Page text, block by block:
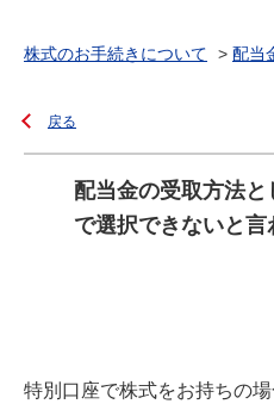
株式のお手続きについて > 配当
戻る
配当金の受取方法
で選択できないと
特別口座で株式をお持ちの